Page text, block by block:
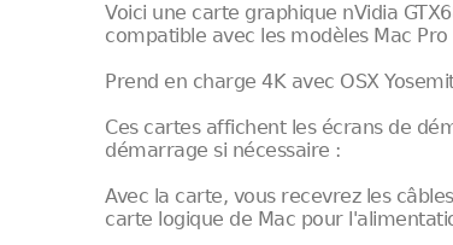
Voici une carte graphique nVidia
compatible avec les modèles Mac
Prend en charge 4K avec OSX
Ces cartes affichent les écrans de
démarrage si nécessaire :
Avec la carte, vous recevrez les
carte logique de Mac pour